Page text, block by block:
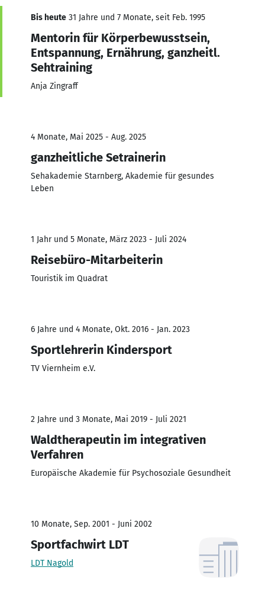
Bis heute 31 Jahre und 7 Monate, seit Feb. 1995
Mentorin für Körperbewusstsein,
Entspannung, Ernährung, ganzheitl.
Sehtraining
Anja Zingraff
4 Monate, Mai 2025 - Aug. 2025
ganzheitliche Setrainerin
Sehakademie Starnberg, Akademie für gesundes
Leben
1 Jahr und 5 Monate, März 2023 - Juli 2024
Reisebüro-Mitarbeiterin
Touristik im Quadrat
6 Jahre und 4 Monate, Okt. 2016 - Jan. 2023
Sportlehrerin Kindersport
TV Viernheim e.V.
2 Jahre und 3 Monate, Mai 2019 - Juli 2021
Waldtherapeutin im integrativen
Verfahren
Europäische Akademie für Psychosoziale Gesundheit
10 Monate, Sep. 2001 - Juni 2002
Sportfachwirt LDT
LDT Nagold